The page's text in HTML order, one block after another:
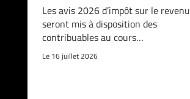
Les avis 2026 d’impôt sur le revenu
seront mis à disposition des
contribuables au cours…
Le 16 juillet 2026